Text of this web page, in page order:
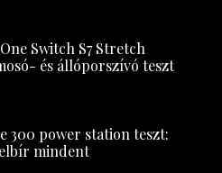
Switch S7 Stretch
és állóporszívó teszt
300 power station teszt:
mindent